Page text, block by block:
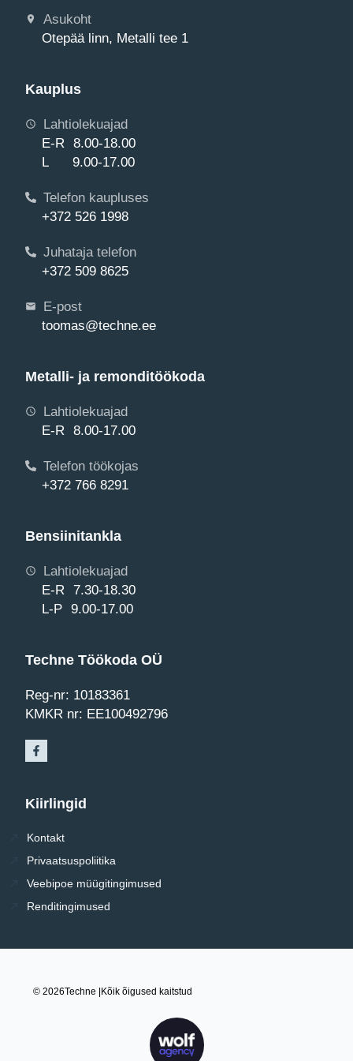
Asukoht
Otepää linn, Metalli tee 1
Kauplus
Lahtiolekuajad
E-R 8.00-18.00
L 9.00-17.00
Telefon kaupluses
+372 526 1998
Juhataja telefon
+372 509 8625
E-post
toomas@techne.ee
Metalli- ja remonditöökoda
Lahtiolekuajad
E-R 8.00-17.00
Telefon töökojas
+372 766 8291
Bensiinitankla
Lahtiolekuajad
E-R 7.30-18.30
L-P 9.00-17.00
Techne Töökoda OÜ
Reg-nr: 10183361
KMKR nr: EE100492796
Kiirlingid
Kontakt
Privaatsuspoliitika
Veebipoe müügitingimused
Renditingimused
© 2026Techne |Kõik õigused kaitstud